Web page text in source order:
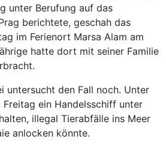
unter Berufung auf das
berichtete, geschah das
im Ferienort Marsa Alam am
hatte dort mit seiner Familie
untersucht den Fall noch. Unter
Freitag ein Handelsschiff unter
illegal Tierabfälle ins Meer
anlocken könnte.